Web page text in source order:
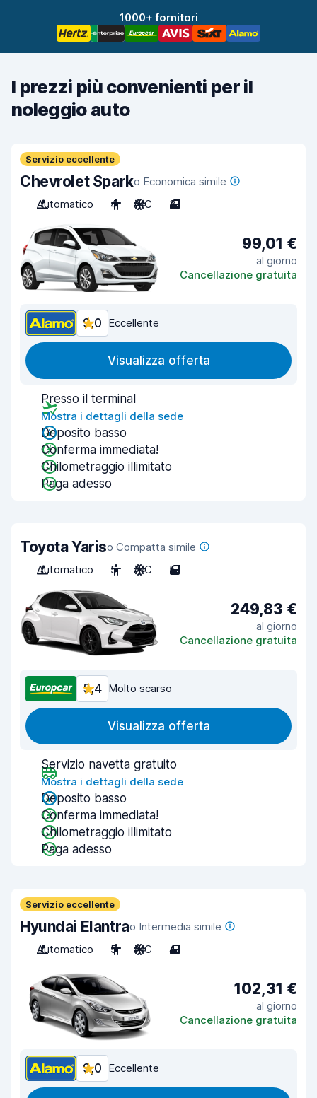
1000+ fornitori
I prezzi più convenienti per il
noleggio auto
Servizio eccellente
Chevrolet Sparko Economica simile
Automatico
4 A/C 3
99,01 €
al giorno
Cancellazione gratuita
9,0 Eccellente
Visualizza offerta
Presso il terminal
Mostra i dettagli della sede
Deposito basso
Conferma immediata!
Chilometraggio illimitato
Paga adesso
Toyota Yariso Compatta simile
Automatico
5 A/C 5
249,83 €
al giorno
Cancellazione gratuita
5,4 Molto scarso
Visualizza offerta
Servizio navetta gratuito
Mostra i dettagli della sede
Deposito basso
Conferma immediata!
Chilometraggio illimitato
Paga adesso
Servizio eccellente
Hyundai Elantrao Intermedia simile
Automatico
5 A/C 4
102,31 €
al giorno
Cancellazione gratuita
9,0 Eccellente